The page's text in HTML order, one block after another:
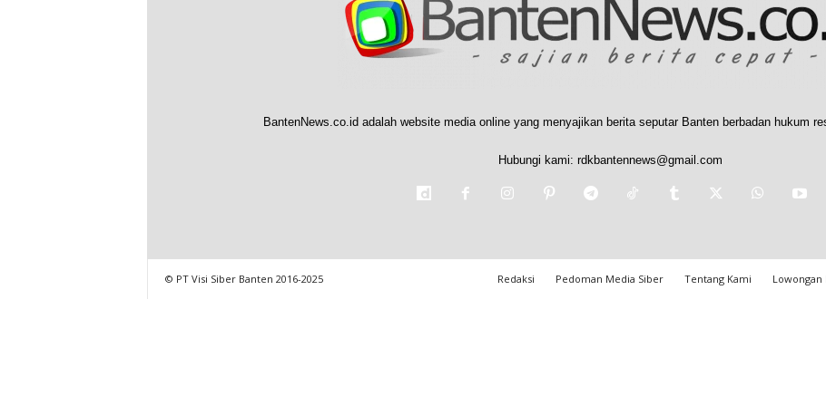
BantenNews.co.id adalah website media online yang menyajikan berita seputar Banten berbadan hukum
Hubungi kami: rdkbantennews@gmail.com
Redaksi Pedoman Media Siber Tentang Kami Lowongan
© PT Visi Siber Banten 2016-2025